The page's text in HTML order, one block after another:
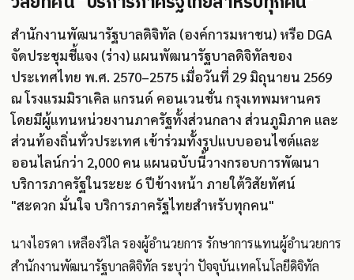
สำนักงานพัฒนารัฐบาลดิจิทัล (องค์การมหาชน) หรือ DGA
จัดประชุมชี้แจง (ร่าง) แผนพัฒนารัฐบาลดิจิทัลของ
ประเทศไทย พ.ศ. 2570–2575 เมื่อวันที่ 29 มิถุนายน 2569
ณ โรงแรมมิราเคิล แกรนด์ คอนเวนชั่น กรุงเทพมหานคร
โดยมีผู้แทนหน่วยงานภาครัฐทั้งส่วนกลาง ส่วนภูมิภาค และ
ส่วนท้องถิ่นทั่วประเทศ เข้าร่วมทั้งรูปแบบออนไซต์และ
ออนไลน์กว่า 2,000 คน แผนฉบับนี้วางกรอบการพัฒนา
บริการภาครัฐในระยะ 6 ปีข้างหน้า ภายใต้วิสัยทัศน์
"สะดวก มั่นใจ บริการภาครัฐไทยสำหรับทุกคน"
นางไอรดา เหลืองวิไล รองผู้อำนวยการ รักษาการแทนผู้อำนวยการ
สำนักงานพัฒนารัฐบาลดิจิทัล ระบุว่า ปัจจุบันเทคโนโลยีดิจิทัล